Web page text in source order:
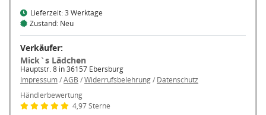
Lieferzeit: 3 Werktage
Zustand: Neu
Verkäufer:
Mick`s Lädchen
Hauptstr. 8 in 36157 Ebersburg
Impressum/AGB /Widerrufsbelehrung/ Datenschutz
Händlerbewertung
4,97 Sterne